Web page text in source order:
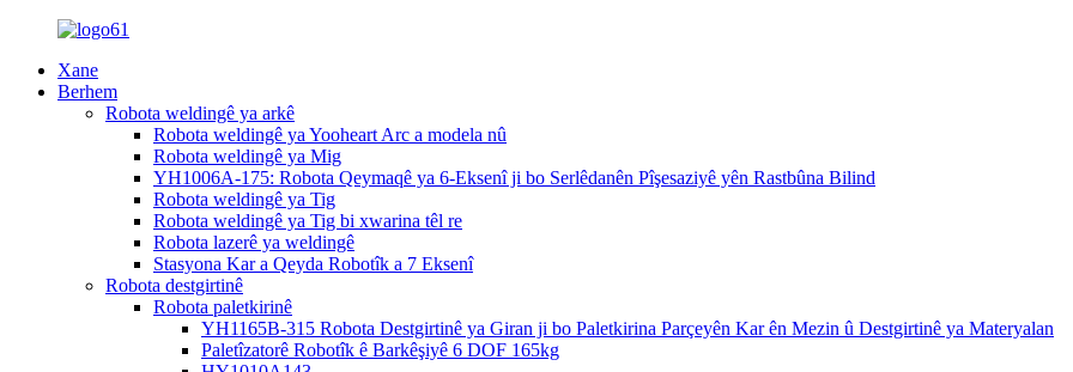
Xane
Berhem
Robota weldingê ya arkê
Robota weldingê ya Yooheart Arc a modela nû
Robota weldingê ya Mig
YH1006A-175: Robota Qeymaqê ya 6-Eksenî ji bo Serlêdanên Pîşesaziyê yên Rastbûna Bilind
Robota weldingê ya Tig
Robota weldingê ya Tig bi xwarina têl re
Robota lazerê ya weldingê
Stasyona Kar a Qeyda Robotîk a 7 Eksenî
Robota destgirtinê
Robota paletkirinê
YH1165B-315 Robota Destgirtinê ya Giran ji bo Paletkirina Parçeyên Kar ên Mezin û Destgirtinê ya Materyalan
Paletîzatorê Robotîk ê Barkêşiyê 6 DOF 165kg